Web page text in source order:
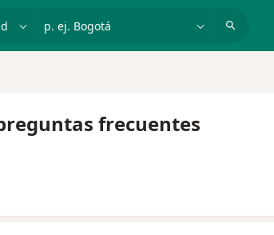
p. ej. Bogotá
frecuentes